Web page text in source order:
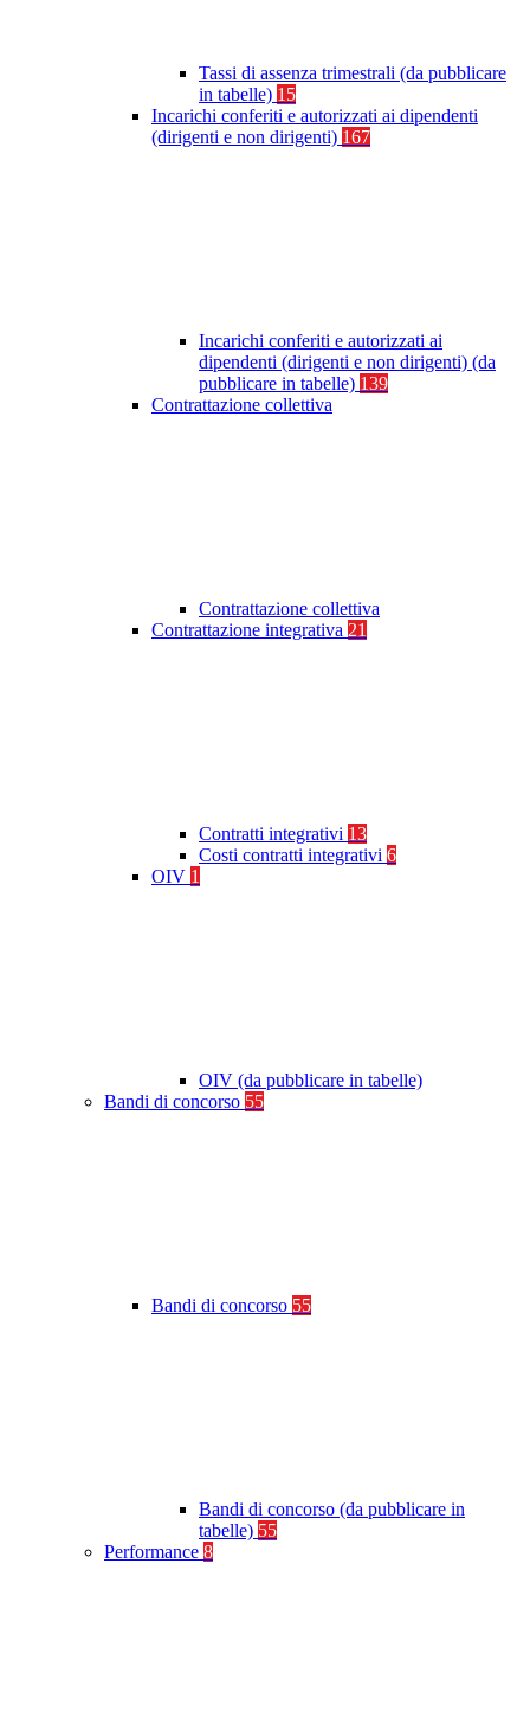
Tassi di assenza trimestrali (da pubblicare
in tabelle) 15
Incarichi conferiti e autorizzati ai dipendenti
(dirigenti e non dirigenti) 167
Incarichi conferiti e autorizzati ai
dipendenti (dirigenti e non dirigenti) (da
pubblicare in tabelle) 139
Contrattazione collettiva
Contrattazione collettiva
Contrattazione integrativa 21
Contratti integrativi 13
Costi contratti integrativi 6
OIV 1
OIV (da pubblicare in tabelle)
Bandi di concorso 55
Bandi di concorso 55
Bandi di concorso (da pubblicare in
tabelle) 55
Performance 8